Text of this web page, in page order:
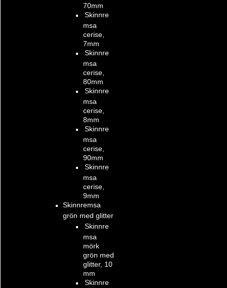
70mm
Skinnre
msa
cerise,
7mm
Skinnre
msa
cerise,
80mm
Skinnre
msa
cerise,
8mm
Skinnre
msa
cerise,
90mm
Skinnre
msa
cerise,
9mm
Skinnremsa
grön med glitter
Skinnre
msa
mörk
grön med
glitter, 10
mm
Skinnre